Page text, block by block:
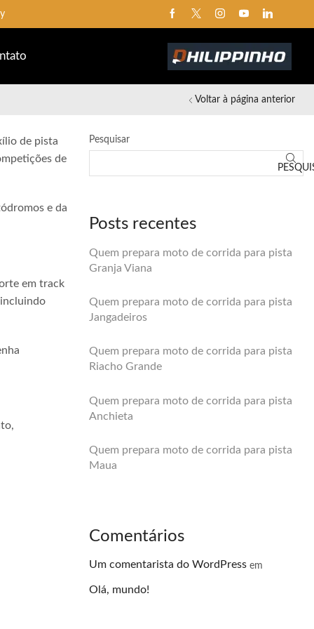
Voltar à página anterior
de pista
de
e da
em track
Pesquisar
Posts recentes
Quem prepara moto de corrida para pista
Granja Viana
Quem prepara moto de corrida para pista
Jangadeiros
Quem prepara moto de corrida para pista
Riacho Grande
Quem prepara moto de corrida para pista
Anchieta
Quem prepara moto de corrida para pista
Maua
Comentários
Um comentarista do WordPress em
Olá, mundo!